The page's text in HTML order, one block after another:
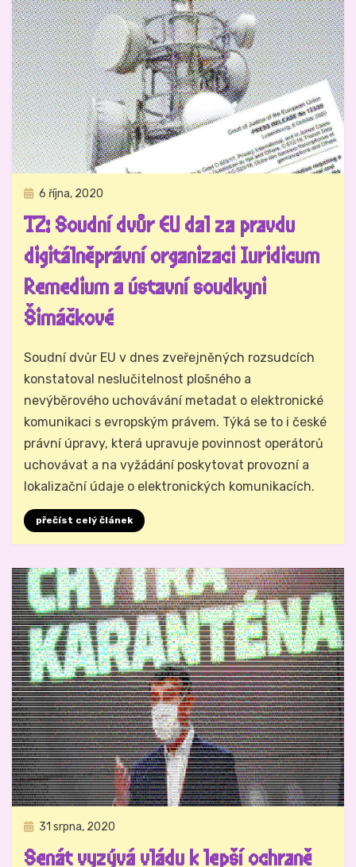
Zveřejněno
6 října, 2020
TZ: Soudní dvůr EU dal za pravdu
digitálněprávní organizaci Iuridicum
Remedium a ústavní soudkyni
Šimáčkové
Autor edit
Soudní dvůr EU v dnes zveřejněných rozsudcích
konstatoval neslučitelnost plošného a
nevýběrového uchovávání metadat o elektronické
komunikaci s evropským právem. Týká se to i české
právní úpravy, která upravuje povinnost operátorů
uchovávat a na vyžádání poskytovat provozní a
lokalizační údaje o elektronických komunikacích.
přečíst celý článek
Zveřejněno
31 srpna, 2020
Senát vyzývá vládu k lepší ochraně